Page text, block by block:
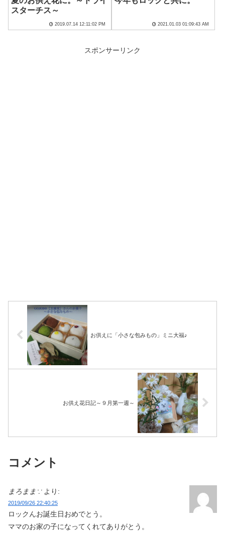
スターチス～
2019.07.14 12:11:02 PM 2021.01.03 01:09:43 AM
スポンサーリンク
お供えに「小さな包みもの」ミニ大福♪
お供え花日記～９月第一週～
コメント
まろまま∵ より:
2019/09/26 22:40:25
ロックんお誕生日おめでとう。
ママのお家の子になってくれてありがとう。